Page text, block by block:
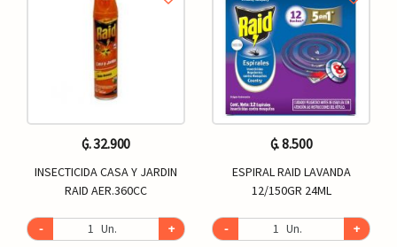
₲. 32.900
INSECTICIDA CASA Y JARDIN
RAID AER.360CC
- Un. +
₲. 8.500
ESPIRAL RAID LAVANDA
12/150GR 24ML
- Un. +